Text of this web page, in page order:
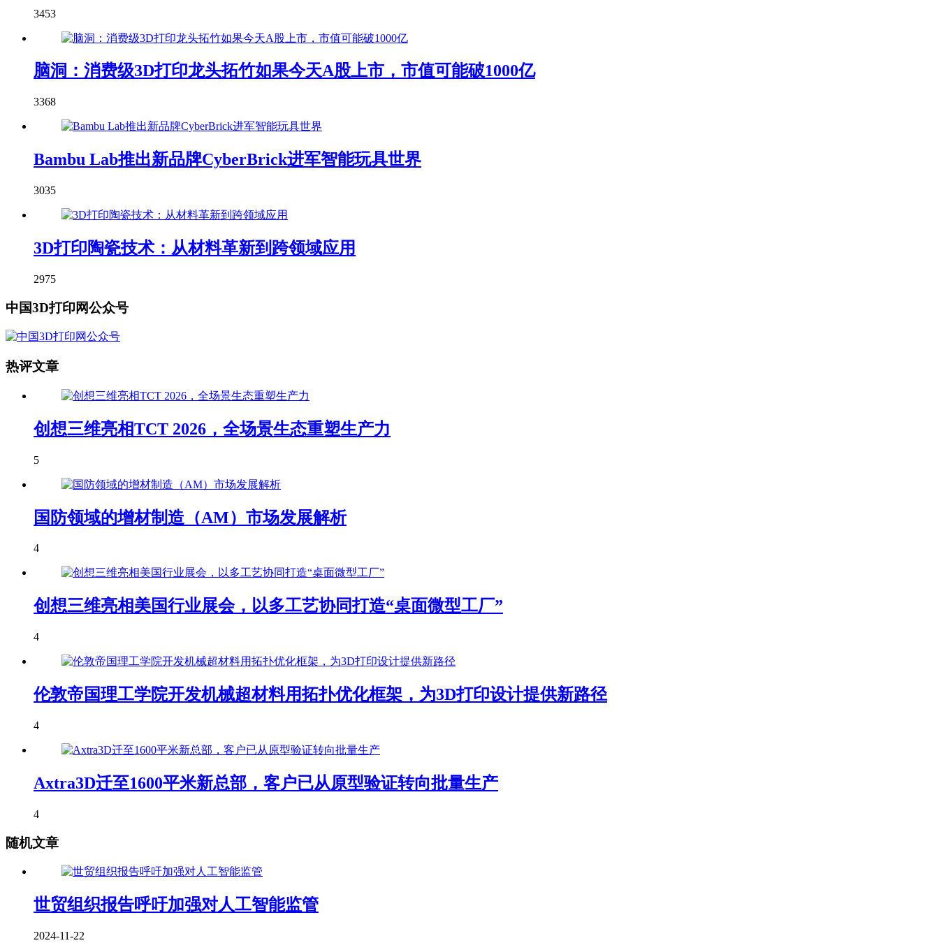
3453
脑洞：消费级3D打印龙头拓竹如果今天A股上市，市值可能破1000亿
3368
Bambu Lab推出新品牌CyberBrick进军智能玩具世界
3035
3D打印陶瓷技术：从材料革新到跨领域应用
2975
中国3D打印网公众号
热评文章
创想三维亮相TCT 2026，全场景生态重塑生产力
5
国防领域的增材制造（AM）市场发展解析
4
创想三维亮相美国行业展会，以多工艺协同打造“桌面微型工厂”
4
伦敦帝国理工学院开发机械超材料用拓扑优化框架，为3D打印设计提供新路径
4
Axtra3D迁至1600平米新总部，客户已从原型验证转向批量生产
4
随机文章
世贸组织报告呼吁加强对人工智能监管
2024-11-22